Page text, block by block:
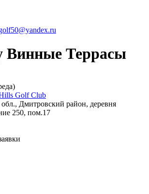
Винные Террасы
)
Golf Club
Дмитровский район, деревня
250, пом.17